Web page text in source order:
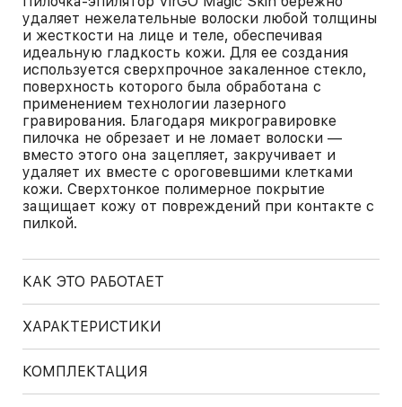
удаляет нежелательные волоски любой толщины
и жесткости на лице и теле, обеспечивая
идеальную гладкость кожи. Для ее создания
используется сверхпрочное закаленное стекло,
поверхность которого была обработана с
применением технологии лазерного
гравирования. Благодаря микрогравировке
пилочка не обрезает и не ломает волоски —
вместо этого она зацепляет, закручивает и
удаляет их вместе с ороговевшими клетками
кожи. Сверхтонкое полимерное покрытие
защищает кожу от повреждений при контакте с
пилкой.
КАК ЭТО РАБОТАЕТ
ХАРАКТЕРИСТИКИ
КОМПЛЕКТАЦИЯ